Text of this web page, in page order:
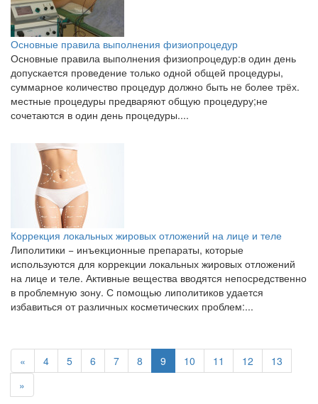
Основные правила выполнения физиопроцедур
​Основные правила выполнения физиопроцедур: ​в один день
допускается проведение только одной общей процедуры,
суммарное количество процедур должно быть не более трёх. ​
местные процедуры предваряют общую процедуру; ​не
сочетаются в один день процедуры....
Коррекция локальных жировых отложений на лице и теле
Липолитики − инъекционные препараты, которые
используются для коррекции локальных жировых отложений
на лице и теле. Активные вещества вводятся непосредственно
в проблемную зону. С помощью липолитиков удается
избавиться от различных косметических проблем:...
« 4 5 6 7 8 9 10 11 12
13
»